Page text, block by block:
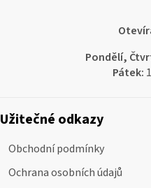
Pondělí,
Pátek:
Užitečné odkazy
Obchodní podmínky
Ochrana osobních údajů